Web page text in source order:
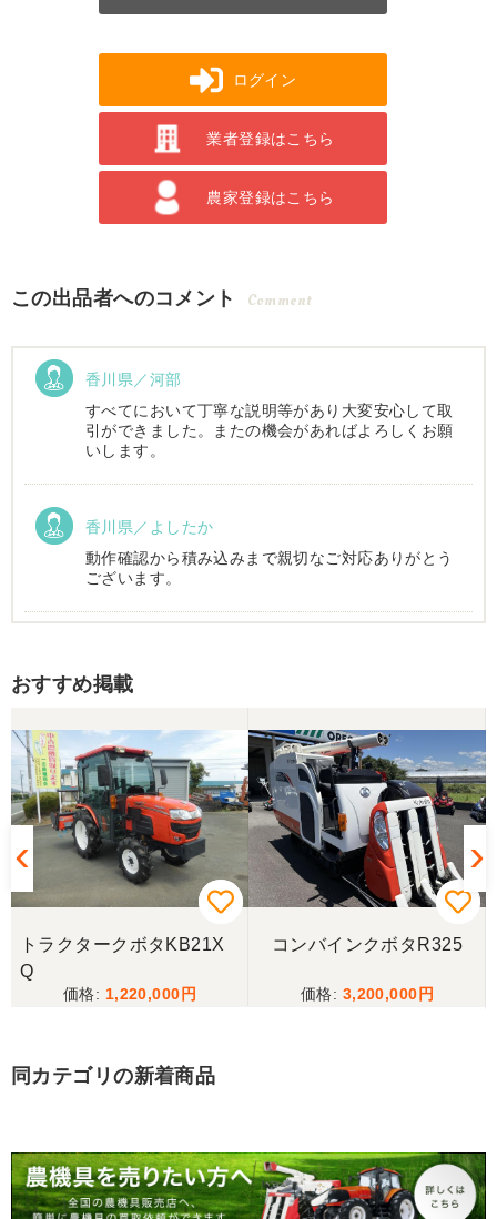
ログイン
業者登録はこちら
農家登録はこちら
この出品者へのコメント Comment
香川県／河部
すべてにおいて丁寧な説明等があり大変安心して取
引ができました。またの機会があればよろしくお願
いします。
香川県／よしたか
動作確認から積み込みまで親切なご対応ありがとう
ございます。
リピート購入させて頂きました。 ありがとうござい
香川県／井上
とても良くしてもらいました。また購入したいと思
います。
香川県／西川忠洋
丁寧な対応をしていただき計量選別機を無事持ち帰
けることが出来て大満足です。リンスクさんありが
械の説明をしていただき感謝しています。 そして、
この度無事に稲刈りを行い、終了しました。 農機リ
ンクスさん、ありがとうございました。
おすすめ掲載
トラクタークボタKB21X
Q
1,220,000
コンバインクボタR325
3,200,000
同カテゴリの新着商品